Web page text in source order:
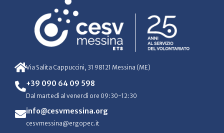
Via Salita Cappuccini, 31 98121 Messina (ME)
+39 090 64 09 598
Dal martedì al venerdì ore 09:30-12:30
info@cesvmessina.org
cesvmessina@ergopec.it